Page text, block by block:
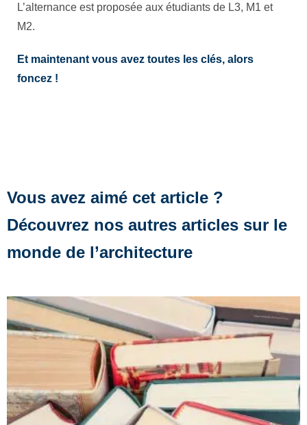
L’alternance est proposée aux étudiants de L3, M1 et
M2.
Et maintenant vous avez toutes les clés, alors
foncez !
Vous avez aimé cet article ?
Découvrez nos autres articles sur le
monde de l’architecture